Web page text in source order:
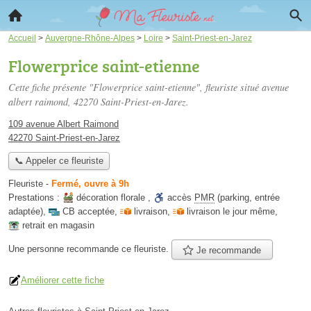
Accueil > Auvergne-Rhône-Alpes > Loire > Saint-Priest-en-Jarez
Flowerprice saint-etienne
Cette fiche présente "Flowerprice saint-etienne", fleuriste situé avenue
albert raimond, 42270 Saint-Priest-en-Jarez.
109 avenue Albert Raimond
42270 Saint-Priest-en-Jarez
📞 Appeler ce fleuriste
Fleuriste - Fermé, ouvre à 9h
Prestations :
décoration florale , accès PMR (parking, entrée
adaptée), CB acceptée, livraison, livraison le jour même,
retrait en magasin
Une personne recommande ce fleuriste. Je recommande
Améliorer cette fiche